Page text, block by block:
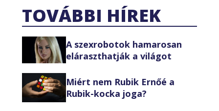
TOVÁBBI HÍREK
A szexrobotok hamarosan
eláraszthatják a világot
Miért nem Rubik Ernőé a
Rubik-kocka joga?